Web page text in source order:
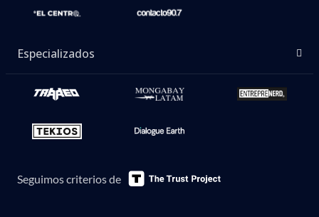
Especializados
Seguimos criterios de